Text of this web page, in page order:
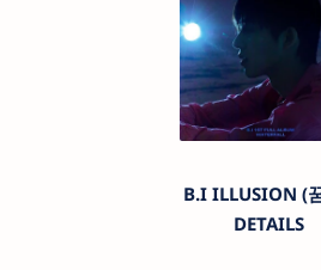
B.I ILLUSION (
DETAILS